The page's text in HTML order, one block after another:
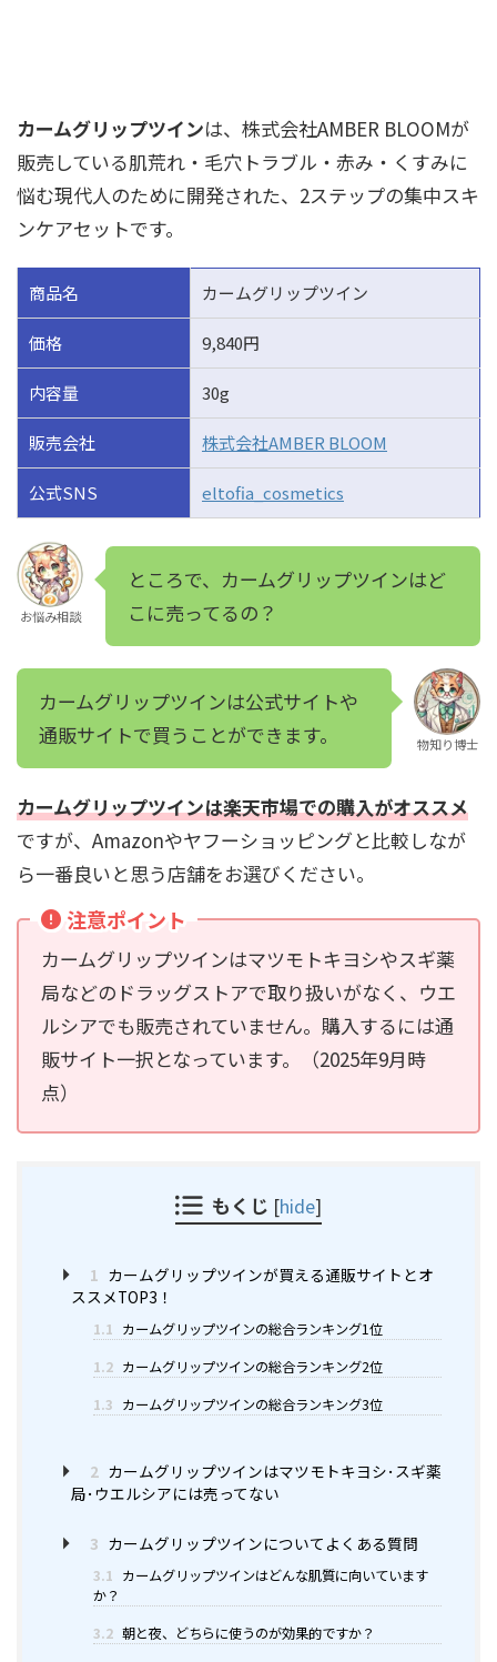
カームグリップツインは、株式会社AMBER BLOOMが
販売している肌荒れ・毛穴トラブル・赤み・くすみに
悩む現代人のために開発された、2ステップの集中スキ
ンケアセットです。
商品名 カームグリップツイン
価格 9,840円
内容量 30g
販売会社 株式会社AMBER BLOOM
公式SNS eltofia_cosmetics
お悩み相談
ところで、カームグリップツインはど
こに売ってるの？
カームグリップツインは公式サイトや
通販サイトで買うことができます。
物知り博士
カームグリップツインは楽天市場での購入がオススメ
ですが、Amazonやヤフーショッピングと比較しなが
ら一番良いと思う店舗をお選びください。
注意ポイント
カームグリップツインはマツモトキヨシやスギ薬
局などのドラッグストアで取り扱いがなく、ウエ
ルシアでも販売されていません。購入するには通
販サイト一択となっています。（2025年9月時
点）
もくじ [hide]
1 カームグリップツインが買える通販サイトとオ
ススメTOP3！
1.1 カームグリップツインの総合ランキング1位
1.2 カームグリップツインの総合ランキング2位
1.3 カームグリップツインの総合ランキング3位
2 カームグリップツインはマツモトキヨシ･スギ薬
局･ウエルシアには売ってない
3 カームグリップツインについてよくある質問
3.1 カームグリップツインはどんな肌質に向いています
か？
3.2 朝と夜、どちらに使うのが効果的ですか？